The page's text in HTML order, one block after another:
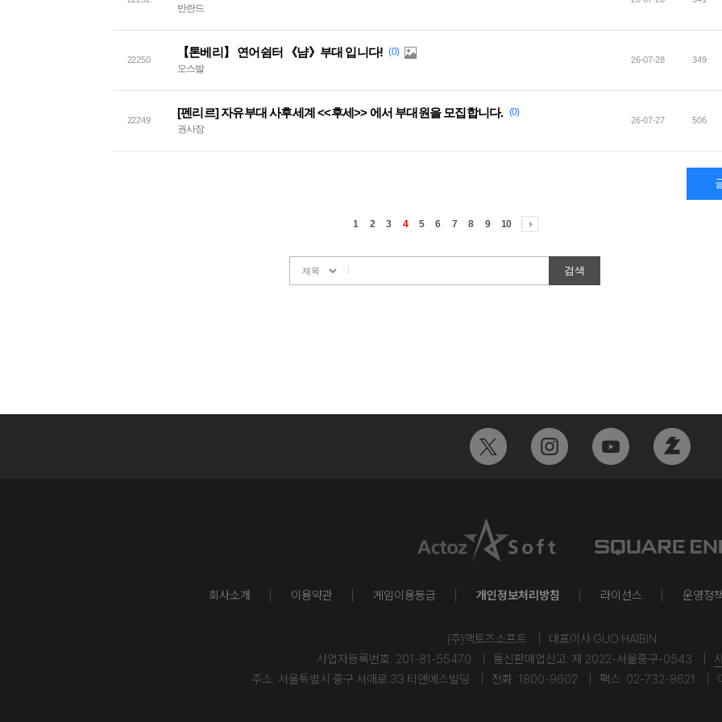
반란드
22250
【톤베리】 연어쉼터 《냠》부대 입니다! (0)
오스발
26-07-28 349
22249
[펜리르] 자유부대 사후세계 <<후세>> 에서 부대원을 모집합니다. (0)
권사장
26-07-27 506
1 2 3 4 5 6 7 8 9 10
회사소개 이용약관 게임이용등급 개인정보처리방침 라이선스 운영정
(주)액토즈소프트
대표이사 GUO HAIBIN
사업자등록번호: 201-81-55470
통신판매업신고: 제 2022-서울중구-0543
주소: 서울특별시 중구 서애로 33 티앤에스빌딩
전화: 1800-9602 팩스: 02-732-8621